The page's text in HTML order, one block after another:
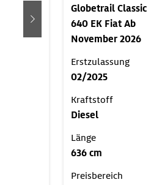
weiter
Globetrail Classic
640 EK Fiat Ab
November 2026
Erstzulassung
02/2025
Kraftstoff
Diesel
Länge
636 cm
Preisbereich